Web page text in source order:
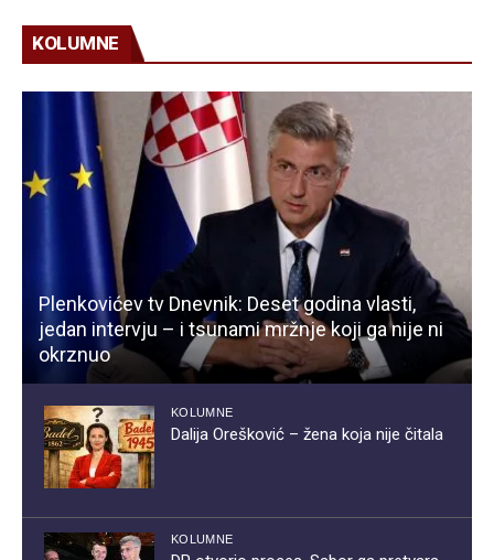
KOLUMNE
Plenkovićev tv Dnevnik: Deset godina vlasti,
jedan intervju – i tsunami mržnje koji ga nije ni
okrznuo
KOLUMNE
Dalija Orešković – žena koja nije čitala
KOLUMNE